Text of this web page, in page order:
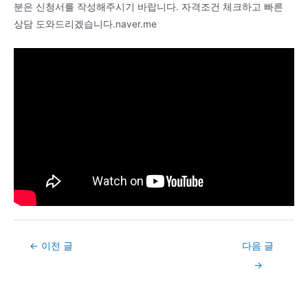
분은 신청서를 작성해주시기 바랍니다. 자격조건 체크하고 빠른
상담 도와드리겠습니다.naver.me
Post← 이전 글
다음 글
→